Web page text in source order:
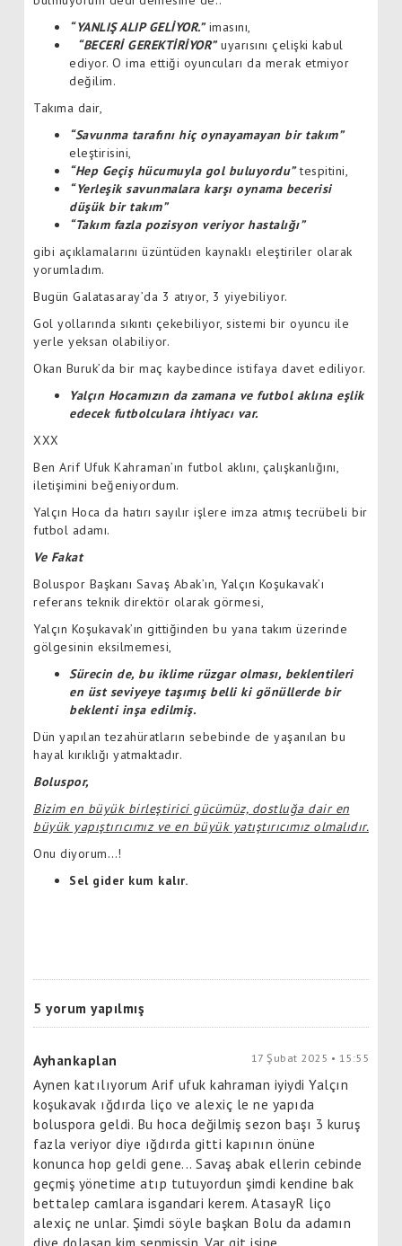
“YANLIŞ ALIP GELİYOR.”imasını,
“BECERİ GEREKTİRİYOR”uyarısını çelişki kabul
ediyor. O ima ettiği oyuncuları da merak etmiyor
değilim.
Takıma dair,
“Savunma tarafını hiç oynayamayan bir takım”
eleştirisini,
“Hep Geçiş hücumuyla gol buluyordu”tespitini,
“Yerleşik savunmalara karşı oynama becerisi
düşük bir takım”
“Takım fazla pozisyon veriyor hastalığı”
gibi açıklamalarını üzüntüden kaynaklı eleştiriler olarak
yorumladım.
Bugün Galatasaray’da 3 atıyor, 3 yiyebiliyor.
Gol yollarında sıkıntı çekebiliyor, sistemi bir oyuncu ile
yerle yeksan olabiliyor.
Okan Buruk’da bir maç kaybedince istifaya davet ediliyor.
Yalçın Hocamızın da zamana ve futbol aklına eşlik
edecek futbolculara ihtiyacı var.
XXX
Ben Arif Ufuk Kahraman’ın futbol aklını, çalışkanlığını,
iletişimini beğeniyordum.
Yalçın Hoca da hatırı sayılır işlere imza atmış tecrübeli bir
futbol adamı.
Ve Fakat
Boluspor Başkanı Savaş Abak’ın, Yalçın Koşukavak’ı
referans teknik direktör olarak görmesi,
Yalçın Koşukavak’ın gittiğinden bu yana takım üzerinde
gölgesinin eksilmemesi,
Sürecin de, bu iklime rüzgar olması, beklentileri
en üst seviyeye taşımış belli ki gönüllerde bir
beklenti inşa edilmiş.
Dün yapılan tezahüratların sebebinde de yaşanılan bu
hayal kırıklığı yatmaktadır.
Boluspor,
Bizim en büyük birleştirici gücümüz, dostluğa dair en
büyük yapıştırıcımız ve en büyük yatıştırıcımız olmalıdır.
Onu diyorum…!
Sel gider kum kalır.
5 yorum yapılmış
Ayhankaplan 17 Şubat 2025 • 15:55
Aynen katılıyorum Arif ufuk kahraman iyiydi Yalçın
koşukavak ığdırda liço ve alexiç le ne yapıda
boluspora geldi. Bu hoca değilmiş sezon başı 3 kuruş
fazla veriyor diye ığdırda gitti kapının önüne
konunca hop geldi gene... Savaş abak ellerin cebinde
geçmiş yönetime atıp tutuyordun şimdi kendine bak
bettalep camlara isgandari kerem. AtasayR liço
alexiç ne unlar. Şimdi söyle başkan Bolu da adamın
diye dolaşan kim senmişsin. Var git işine